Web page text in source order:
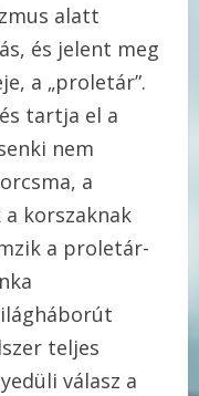
alatt
és jelent meg
a „proletár”.
tartja el a
nem
a
a korszaknak
a proletár-
teljes
válasz a